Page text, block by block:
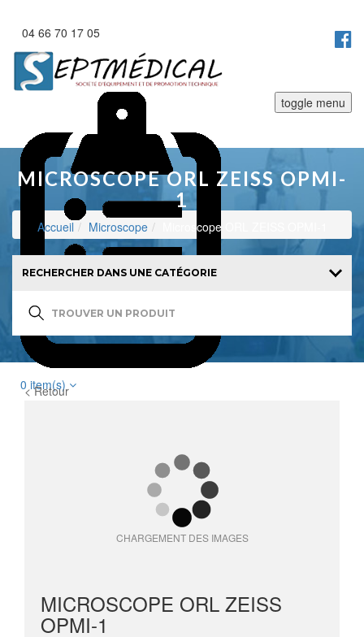
04 66 70 17 05
toggle menu
0 item(s)
MICROSCOPE ORL ZEISS OPMI-
1
Accueil Microscope Microscope ORL ZEISS OPMI-1
< Retour
CHARGEMENT DES IMAGES
MICROSCOPE ORL ZEISS
OPMI-1